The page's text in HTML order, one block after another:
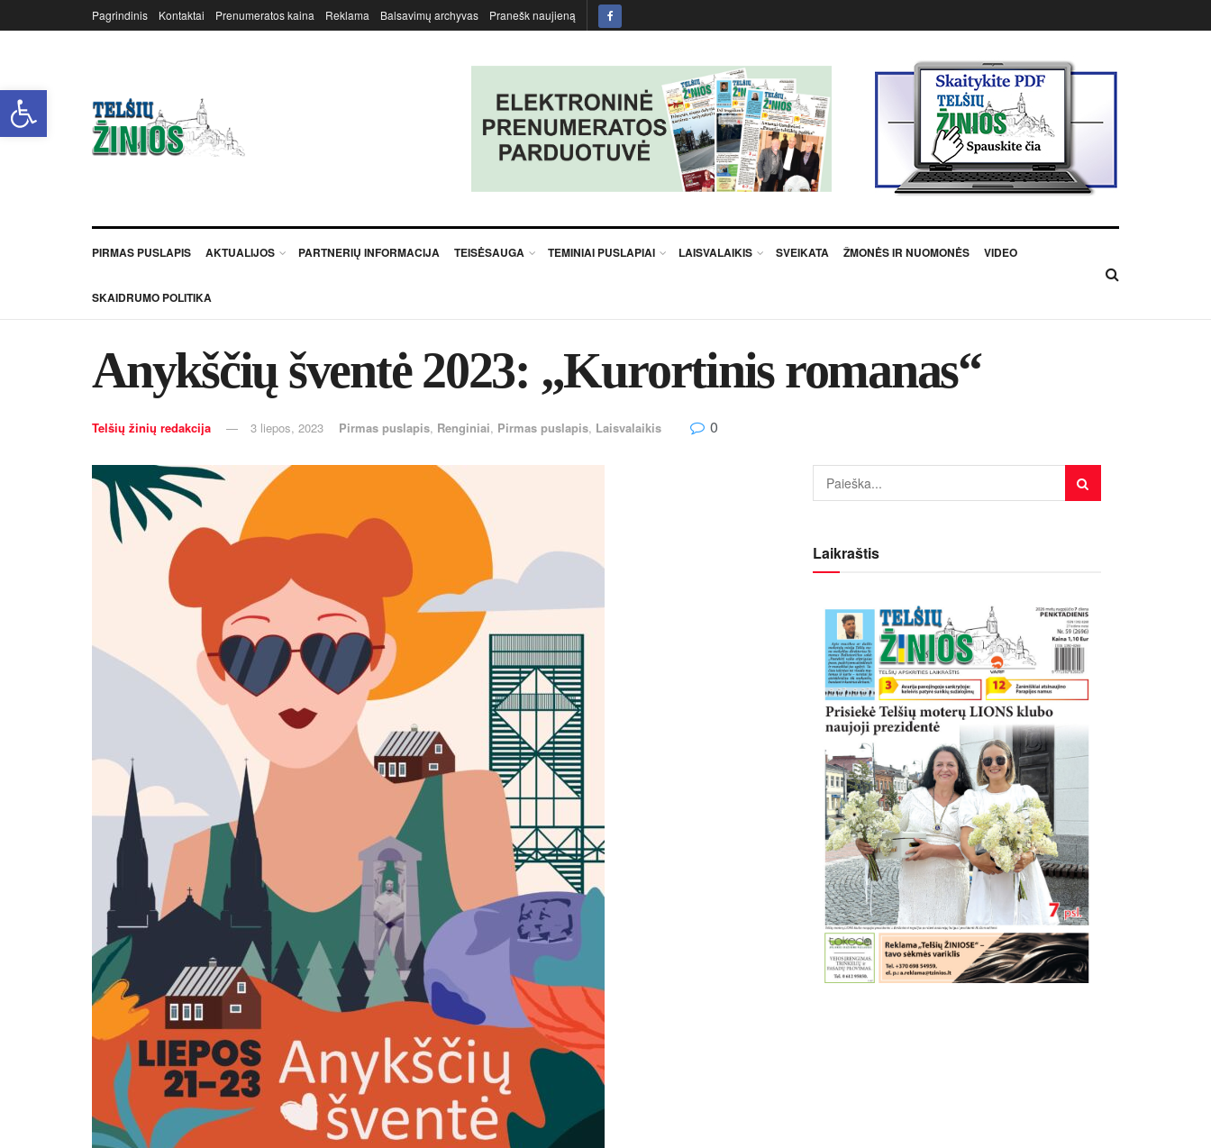
Open toolbar
Pagrindinis Kontaktai Prenumeratos kaina Reklama Balsavimų archyvas Pranešk naujieną
PIRMAS PUSLAPIS AKTUALIJOS PARTNERIŲ INFORMACIJA TEISĖSAUGA TEMINIAI PUSLAPIAI LAISVALAIKIS SVEIKATA ŽMONĖS IR NUOMONĖS VIDEO
SKAIDRUMO POLITIKA
Anykščių šventė 2023: „Kurortinis romanas“
Telšių žinių redakcija 3 liepos, 2023 Pirmas puslapis, Renginiai, Pirmas puslapis, Laisvalaikis 0
Laikraštis